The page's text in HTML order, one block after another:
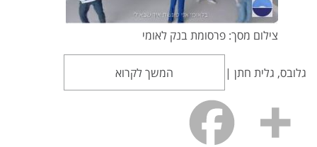
צילום מסך: פרסומת בנק לאומי
גלובס, גלית חתן | המשך לקרוא